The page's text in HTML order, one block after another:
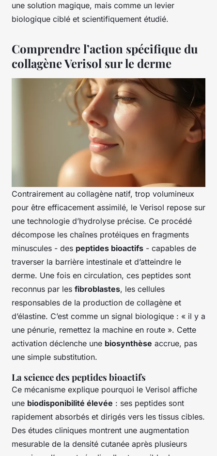
une solution magique, mais comme un levier
biologique ciblé et scientifiquement étudié.
Comprendre l’action spécifique du
collagène Verisol sur le derme
Contrairement au collagène natif, trop volumineux
pour être efficacement assimilé, le Verisol repose sur
une technologie d’hydrolyse précise. Ce procédé
décompose les chaînes protéiques en fragments
minuscules - des peptides bioactifs - capables de
traverser la barrière intestinale et d’atteindre le
derme. Une fois en circulation, ces peptides sont
reconnus par les fibroblastes, les cellules
responsables de la production de collagène et
d’élastine. C’est comme un signal biologique : « il y a
une pénurie, remettez la machine en route ». Cette
activation déclenche une biosynthèse accrue, pas
une simple substitution.
La science des peptides bioactifs
Ce mécanisme explique pourquoi le Verisol affiche
une biodisponibilité élevée : ses peptides sont
rapidement absorbés et dirigés vers les tissus cibles.
Des études cliniques montrent une augmentation
mesurable de la densité cutanée après plusieurs